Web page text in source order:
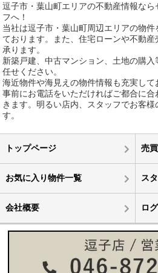
逗子市・葉山町エリアの不動産情報な
フへ！
当社は逗子市・葉山町周辺エリアの物
ております。また、住宅ローンや不動
承ります。
新築戸建、中古マンション、土地の購
任せください。
海近物件や海見えの物件情報も充実して
事前にお電話をいただければご都合に
きます。明るい店内、スタッフでお客
す。
トップページ 売
お気に入り物件一覧 ス
会社概要 ロ